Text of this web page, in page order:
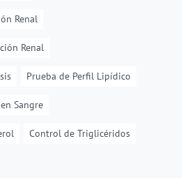
Renal
Renal
Prueba de Perfil Lipídico
Sangre
Control de Triglicéridos